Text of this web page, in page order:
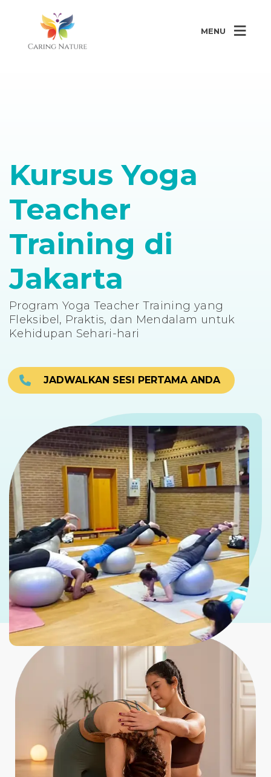
MENU
Kursus Yoga
Teacher
Training di
Jakarta
Program Yoga Teacher Training yang
Fleksibel, Praktis, dan Mendalam untuk
Kehidupan Sehari-hari
JADWALKAN SESI PERTAMA ANDA